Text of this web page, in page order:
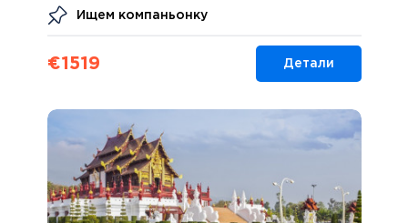
Ищем компаньонку
€1519 Детали